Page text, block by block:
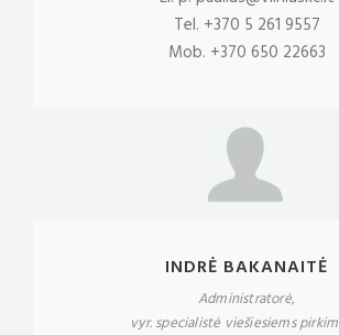
Tel. +370 5 261 9557
Mob. +370 650 22663
INDRĖ BAKANAITĖ
Administratorė,
vyr. specialistė viešiesiems